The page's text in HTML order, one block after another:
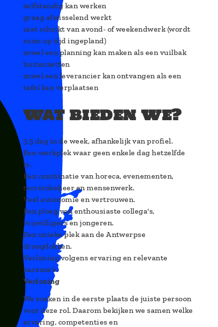
zelfstandig kan werken
graag afwisselend werkt
niet schrikt van avond- of weekendwerk (wordt
ruim op tijd ingepland)
zowel een planning kan maken als een vuilbak
buitenzetten
zowel een leverancier kan ontvangen als een
tafel kan verplaatsen
wat bieden we?
3,5 dag in de week, afhankelijk van profiel.
Een werkplek waar geen enkele dag hetzelfde
is.
Een combinatie van horeca, evenementen,
terreinbeheer en mensenwerk.
Veel autonomie en vertrouwen.
Een ploeg van enthousiaste collega's,
vrijwilligers en jongeren.
Een unieke plek aan de Antwerpse
droogdokken.
Verloning volgens ervaring en relevante
barema's.
Verloning
We zoeken in de eerste plaats de juiste persoon
voor deze rol. Daarom bekijken we samen welke
ervaring, competenties en